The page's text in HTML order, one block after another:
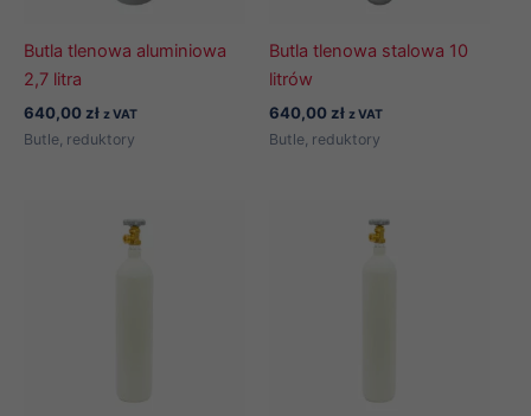
Butla tlenowa aluminiowa
2,7 litra
640,00 zł z VAT
Butle, reduktory
Butla tlenowa stalowa 10
litrów
640,00 zł z VAT
Butle, reduktory